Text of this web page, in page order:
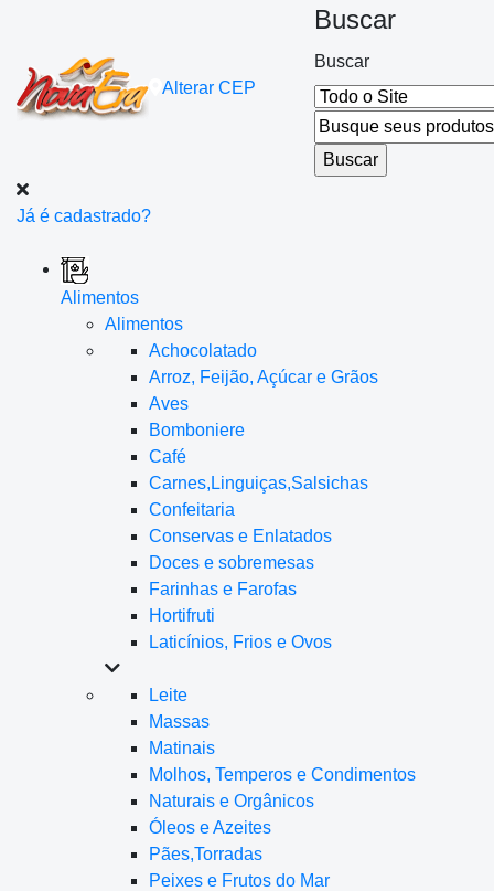
Alterar CEP
Buscar
Buscar
Já é cadastrado?
Alimentos
Alimentos
Achocolatado
Arroz, Feijão, Açúcar e Grãos
Aves
Bomboniere
Café
Carnes,Linguiças,Salsichas
Confeitaria
Conservas e Enlatados
Doces e sobremesas
Farinhas e Farofas
Hortifruti
Laticínios, Frios e Ovos
Leite
Massas
Matinais
Molhos, Temperos e Condimentos
Naturais e Orgânicos
Óleos e Azeites
Pães,Torradas
Peixes e Frutos do Mar